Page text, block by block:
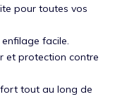
pour toutes vos
facile.
et protection contre
tout au long de